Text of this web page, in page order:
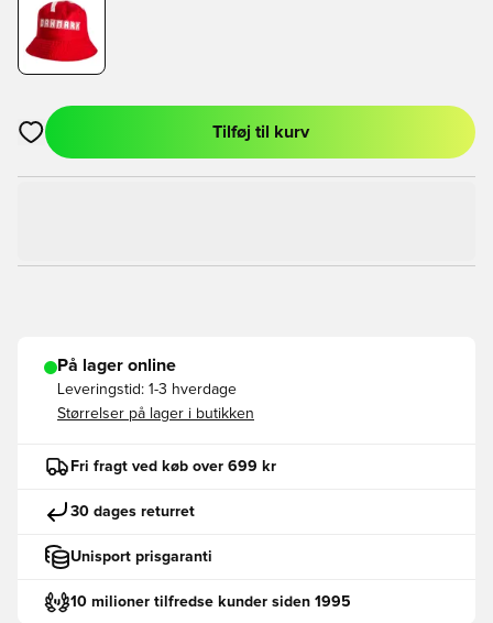
Åbner en Modal til at logge ind eller tilmelde dig som medlem
Tilføj til kurv
På lager online
Leveringstid: 1-3 hverdage
Størrelser på lager i butikken
Fri fragt ved køb over 699 kr
30 dages returret
Unisport prisgaranti
10 milioner tilfredse kunder siden 1995